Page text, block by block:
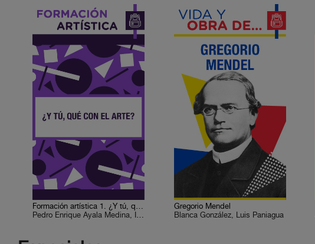
Formación artística 1. ¿Y tú, qué con el arte?
Pedro Enrique Ayala Medina, Ismael Antonio Colmenares M., Leticia Escobar, Víctor Manuel Monroy de la Rosa, Sergio Herrera Castro, Guadalupe Sumano Durán, Saúl León Ramírez, José Luis Alderete Retana, Felipe Mejía Rodríguez
Gregorio Mendel
Blanca González, Luis Paniagua